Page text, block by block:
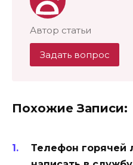
Автор статьи
Задать вопрос
Похожие Записи:
Телефон горячей